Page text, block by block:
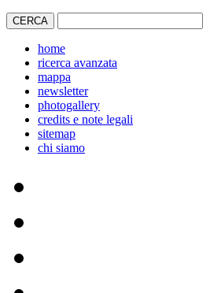
home
ricerca avanzata
mappa
newsletter
photogallery
credits e note legali
sitemap
chi siamo